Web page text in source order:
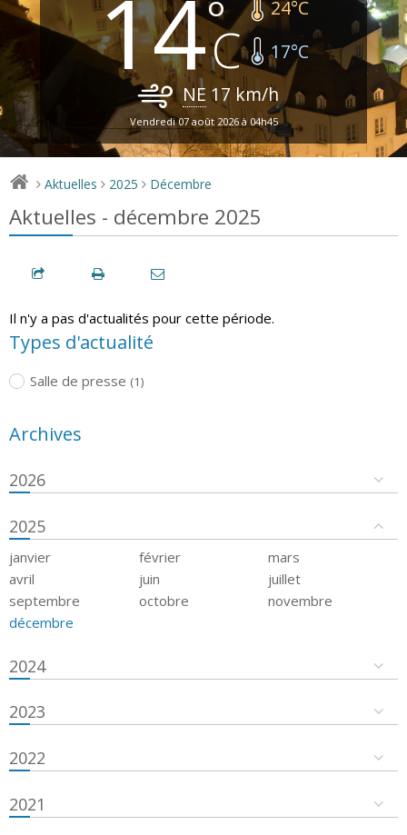
14 24°C
17°C
NE 17 km/h
Vendredi 07 août 2026 à 04h45
> Aktuelles > 2025 > Décembre
Aktuelles - décembre 2025
Il n'y a pas d'actualités pour cette période.
Types d'actualité
Salle de presse (1)
Archives
2026
2025
janvier février
mars
avril
juin
juillet
septembre
octobre
novembre
décembre
2024
2023
2022
2021